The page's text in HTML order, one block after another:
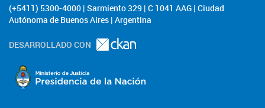
(+5411) 5300-4000 | Sarmiento 329 | C 1041 AAG | Ciudad
Autónoma de Buenos Aires | Argentina
DESARROLLADO CON